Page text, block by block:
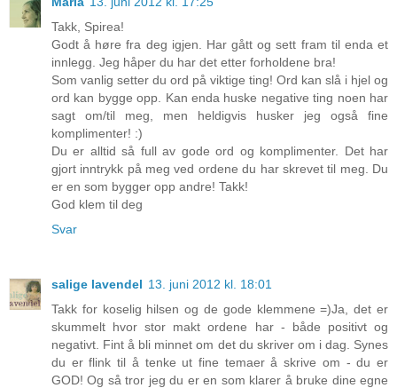
Takk, Spirea!
Godt å høre fra deg igjen. Har gått og sett fram til enda et
innlegg. Jeg håper du har det etter forholdene bra!
Som vanlig setter du ord på viktige ting! Ord kan slå i hjel og
ord kan bygge opp. Kan enda huske negative ting noen har
sagt om/til meg, men heldigvis husker jeg også fine
komplimenter! :)
Du er alltid så full av gode ord og komplimenter. Det har
gjort inntrykk på meg ved ordene du har skrevet til meg. Du
er en som bygger opp andre! Takk!
God klem til deg
Svar
salige lavendel 13. juni 2012 kl. 18:01
Takk for koselig hilsen og de gode klemmene =)Ja, det er
skummelt hvor stor makt ordene har - både positivt og
negativt. Fint å bli minnet om det du skriver om i dag. Synes
du er flink til å tenke ut fine temaer å skrive om - du er
GOD! Og så tror jeg du er en som klarer å bruke dine egne